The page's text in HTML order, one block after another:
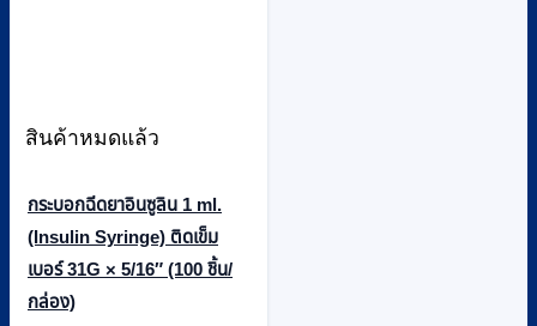
สินค้าหมดแล้ว
กระบอกฉีดยาอินซูลิน 1 ml.
(Insulin Syringe) ติดเข็ม
เบอร์ 31G × 5/16″ (100 ชิ้น/
กล่อง)